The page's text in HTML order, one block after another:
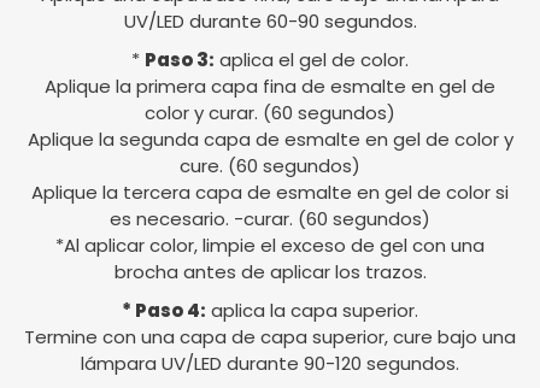
UV/LED durante 60-90 segundos.
* Paso 3: aplica el gel de color.
Aplique la primera capa fina de esmalte en gel de
color y curar. (60 segundos)
Aplique la segunda capa de esmalte en gel de color y
cure. (60 segundos)
Aplique la tercera capa de esmalte en gel de color si
es necesario. -curar. (60 segundos)
*Al aplicar color, limpie el exceso de gel con una
brocha antes de aplicar los trazos.
* Paso 4: aplica la capa superior.
Termine con una capa de capa superior, cure bajo una
lámpara UV/LED durante 90-120 segundos.